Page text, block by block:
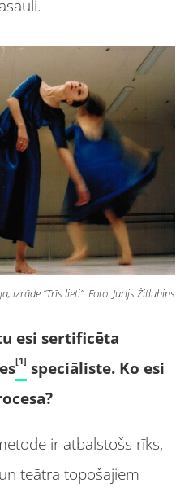
izrāde “Trīs lieti”. Foto: Jurijs Žitluhins
esi sertificēta
[1] speciāliste. Ko esi
ir atbalstošs rīks,
teātra topošajiem